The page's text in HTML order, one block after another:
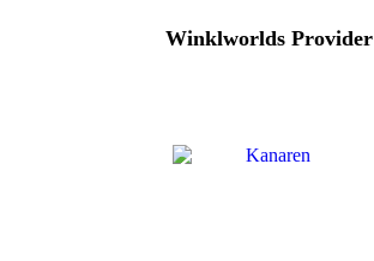
Winklworlds Provider